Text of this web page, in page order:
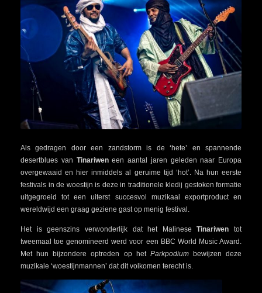
Als gedragen door een zandstorm is de ‘hete’ en spannende
desertblues van Tinariweneen aantal jaren geleden naar Europa
overgewaaid en hier inmiddels al geruime tijd ‘hot’. Na hun eerste
festivals in de woestijn is deze in traditionele kledij gestoken formatie
uitgegroeid tot een uiterst succesvol muzikaal exportproduct en
wereldwijd een graag geziene gast op menig festival.
Het is geenszins verwonderlijk dat het MalineseTinariwen tot
tweemaal toe genomineerd werd voor een BBC World Music Award.
Met hun bijzondere optreden op het Parkpodiumbewijzen deze
muzikale ‘woestijnmannen’ dat dit volkomen terecht is.